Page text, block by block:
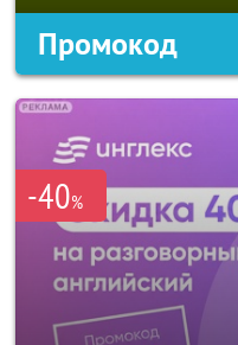
Промокод
-40%